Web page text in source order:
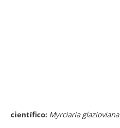
científico: Myrciaria glazioviana